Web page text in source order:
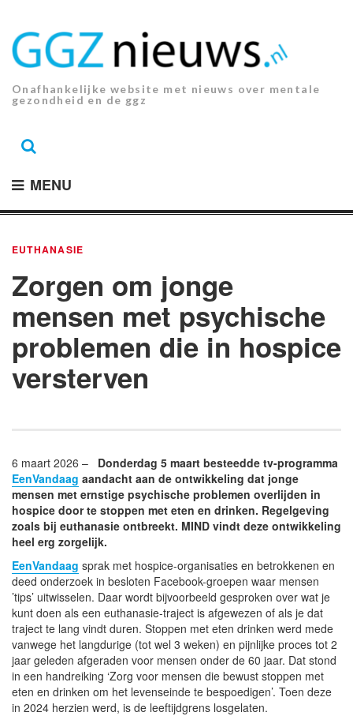
inhoud.
Onafhankelijke website met nieuws over mentale
gezondheid en de ggz
MENU
EUTHANASIE
Zorgen om jonge
mensen met psychische
problemen die in hospice
versterven
6 maart 2026 – Donderdag 5 maart besteedde tv-programma
EenVandaag aandacht aan de ontwikkeling dat jonge
mensen met ernstige psychische problemen overlijden in
hospice door te stoppen met eten en drinken. Regelgeving
zoals bij euthanasie ontbreekt. MIND vindt deze ontwikkeling
heel erg zorgelijk.
EenVandaag sprak met hospice-organisaties en betrokkenen en
deed onderzoek in besloten Facebook-groepen waar mensen
’tips’ uitwisselen. Daar wordt bijvoorbeeld gesproken over wat je
kunt doen als een euthanasie-traject is afgewezen of als je dat
traject te lang vindt duren. Stoppen met eten drinken werd mede
vanwege het langdurige (tot wel 3 weken) en pijnlijke proces tot 2
jaar geleden afgeraden voor mensen onder de 60 jaar. Dat stond
in een handreiking ‘Zorg voor mensen die bewust stoppen met
eten en drinken om het levenseinde te bespoedigen’. Toen deze
in 2024 herzien werd, is de leeftijdgrens losgelaten.